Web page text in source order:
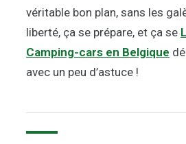
véritable bon plan, sans les
liberté, ça se prépare, et ça se
Camping-cars en Belgique
avec un peu d’astuce !